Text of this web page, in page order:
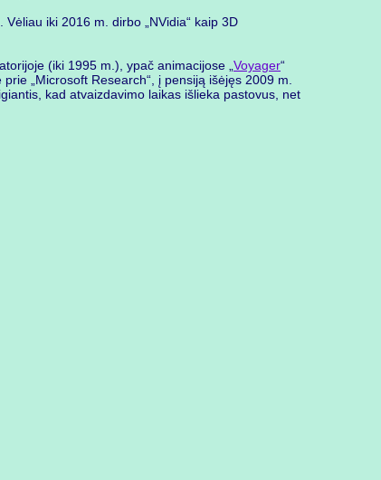
iki 2016 m. dirbo „NVidia“ kaip 3D
(iki 1995 m.), ypač animacijose „ Voyager“
„Microsoft Research“, į pensiją išėjęs 2009 m.
kad atvaizdavimo laikas išlieka pastovus, net